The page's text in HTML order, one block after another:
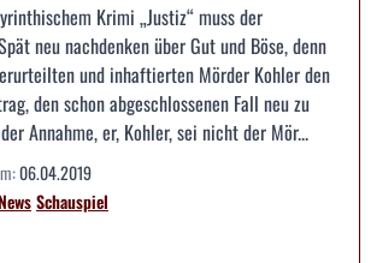
Krimi „Justiz“ muss der
neu nachdenken über Gut und Böse, denn
und inhaftierten Mörder Kohler den
den schon abgeschlossenen Fall neu zu
Annahme, er, Kohler, sei nicht der Mör...
06.04.2019
Schauspiel